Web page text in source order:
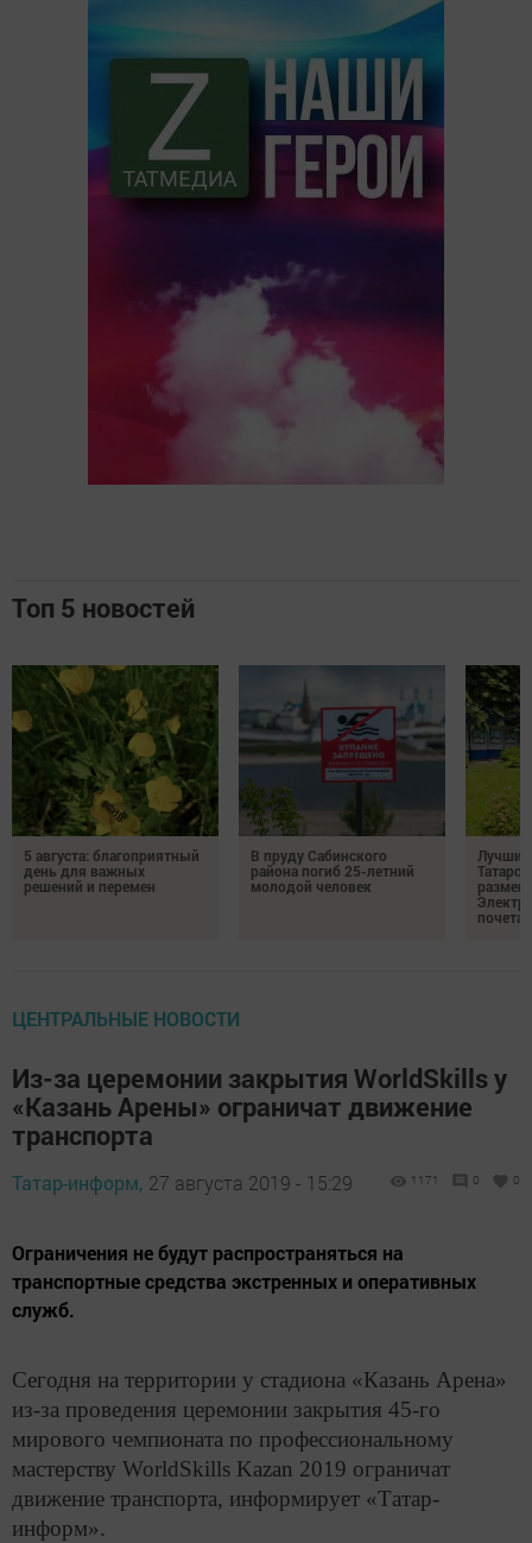
Топ 5 новостей
5 августа: благоприятный
день для важных
решений и перемен
В пруду Сабинского
района погиб 25-летний
молодой человек
Лучших
почета
ЦЕНТРАЛЬНЫЕ НОВОСТИ
Из-за церемонии закрытия WorldSkills у
«Казань Арены» ограничат движение
транспорта
Татар-информ, 27 августа 2019 - 15:29 1171 0 0
Ограничения не будут распространяться на
транспортные средства экстренных и оперативных
служб.
Сегодня на территории у стадиона «Казань Арена»
из-за проведения церемонии закрытия 45-го
мирового чемпионата по профессиональному
мастерству WorldSkills Kazan 2019 ограничат
движение транспорта, информирует «Татар-
информ».